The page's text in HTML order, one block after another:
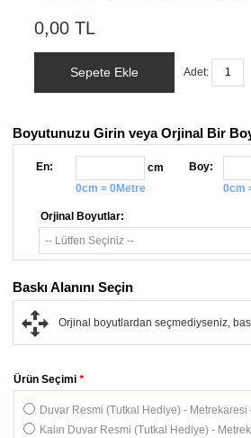
0,00 TL
Sepete Ekle Adet:
Boyutunuzu Girin veya Orjinal Bir
En:
cm
0cm = 0Metre
Boy:
0cm
Orjinal Boyutlar:
*
Ürün Seçimi
Duvar Resmi (Tutkal Hediye) - Metrekaresi
Kalın Duvar Resmi (Tutkal Hediye) -
Baskı Alanını Seçin
Orjinal boyutlardan seçmediyseniz,